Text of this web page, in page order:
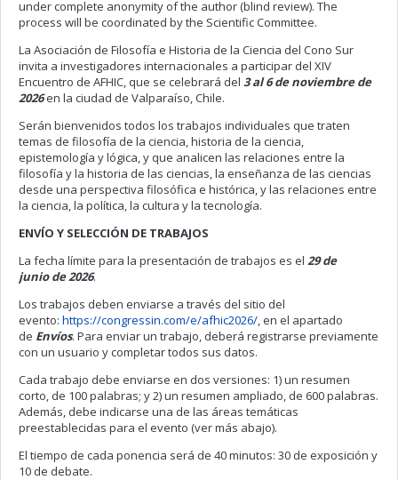
under complete anonymity of the author (blind review). The
process will be coordinated by the Scientific Committee.
La Asociación de Filosofía e Historia de la Ciencia del Cono Sur
invita a investigadores internacionales a participar del XIV
Encuentro de AFHIC, que se celebrará del 3 al 6 de noviembre de
2026en la ciudad de Valparaíso, Chile.
Serán bienvenidos todos los trabajos individuales que traten
temas de filosofía de la ciencia, historia de la ciencia,
epistemología y lógica, y que analicen las relaciones entre la
filosofía y la historia de las ciencias, la enseñanza de las ciencias
desde una perspectiva filosófica e histórica, y las relaciones entre
la ciencia, la política, la cultura y la tecnología.
ENVÍO Y SELECCIÓN DE TRABAJOS
La fecha límite para la presentación de trabajos es el 29 de
junio de 2026.
Los trabajos deben enviarse a través del sitio del
evento: https://congressin.com/e/afhic2026/, en el apartado
de Envíos. Para enviar un trabajo, deberá registrarse previamente
con un usuario y completar todos sus datos.
Cada trabajo debe enviarse en dos versiones: 1) un resumen
corto, de 100 palabras; y 2) un resumen ampliado, de 600 palabras.
Además, debe indicarse una de las áreas temáticas
preestablecidas para el evento (ver más abajo).
El tiempo de cada ponencia será de 40 minutos: 30 de exposición y
10 de debate.